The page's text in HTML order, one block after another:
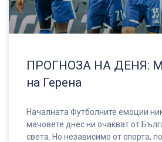
ПРОГНОЗА НА ДЕНЯ:
на Герена
Началната Футболните емоции
мачовете днес ни очакват от
света. Но независимо от спорта,